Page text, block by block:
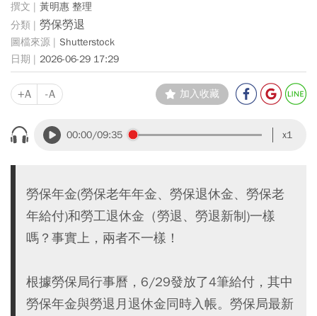
黃明惠 整理
勞保勞退
Shutterstock
2026-06-29 17:29
+A -A 加入收藏
00:00/09:35 x1
勞保年金(勞保老年年金、勞保退休金、勞保老
年給付)和勞工退休金（勞退、勞退新制)一樣
嗎？事實上，兩者不一樣！
根據勞保局行事曆，6/29發放了4筆給付，其中
勞保年金與勞退月退休金同時入帳。勞保局最新